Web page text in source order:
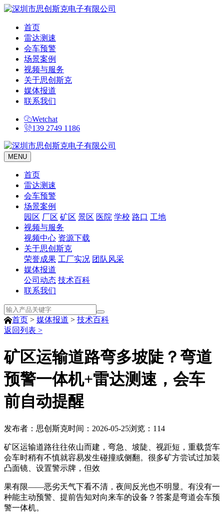
首页
雷达测速
会车预警
场景案例
视频与服务
关于思创斯克
媒体报道
联系我们
Wetchat
139 2749 1186
MENU
首页
雷达测速
会车预警
场景案例
园区 厂区 矿区 景区 医院 学校 路口 工地
视频与服务
视频中心 资源下载
关于思创斯克
荣誉成果 工厂实况 团队风采
媒体报道
公司动态 技术百科
联系我们
首页 > 媒体报道 > 技术百科
返回列表 >
矿区运输道路弯多坡陡？弯道
预警一体机+雷达测速，会车
前自动提醒
发布者：思创斯克时间：2026-05-25浏览： 114
矿区运输道路往往依山而建，弯急、坡陡、视距短，重载货车
会车时稍有不慎就容易发生碰撞或侧翻。很多矿方尝试过加装
凸面镜、设置警示牌，但效
果有限——恶劣天气下看不清，夜间反光也不明显。有没有一
种能主动预警、提前告知对向来车的设备？答案是弯道会车预
警一体机。